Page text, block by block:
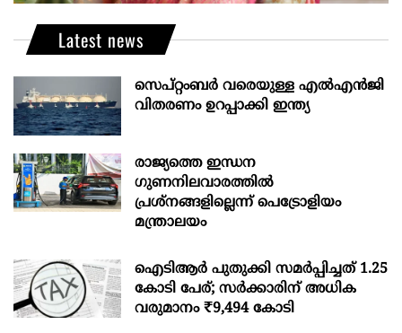
Latest news
സെപ്റ്റംബർ വരെയുള്ള എൽഎൻജി
വിതരണം ഉറപ്പാക്കി ഇന്ത്യ
രാജ്യത്തെ ഇന്ധന
ഗുണനിലവാരത്തില്‍
പ്രശ്‌നങ്ങളില്ലെന്ന് പെട്രോളിയം
മന്ത്രാലയം
ഐടിആര്‍ പുതുക്കി സമർപ്പിച്ചത് 1.25
കോടി പേര്; സർക്കാരിന് അധിക
വരുമാനം ₹9,494 കോടി